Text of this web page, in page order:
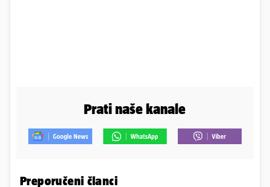
Prati naše kanale
Preporučeni članci